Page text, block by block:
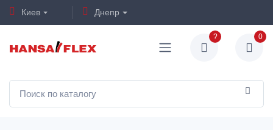
Киев Днепр
? 0